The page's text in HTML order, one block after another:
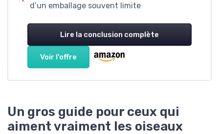
d’un emballage souvent limite
Lire la conclusion complète
Voir l'offre
Un gros guide pour ceux qui
aiment vraiment les oiseaux